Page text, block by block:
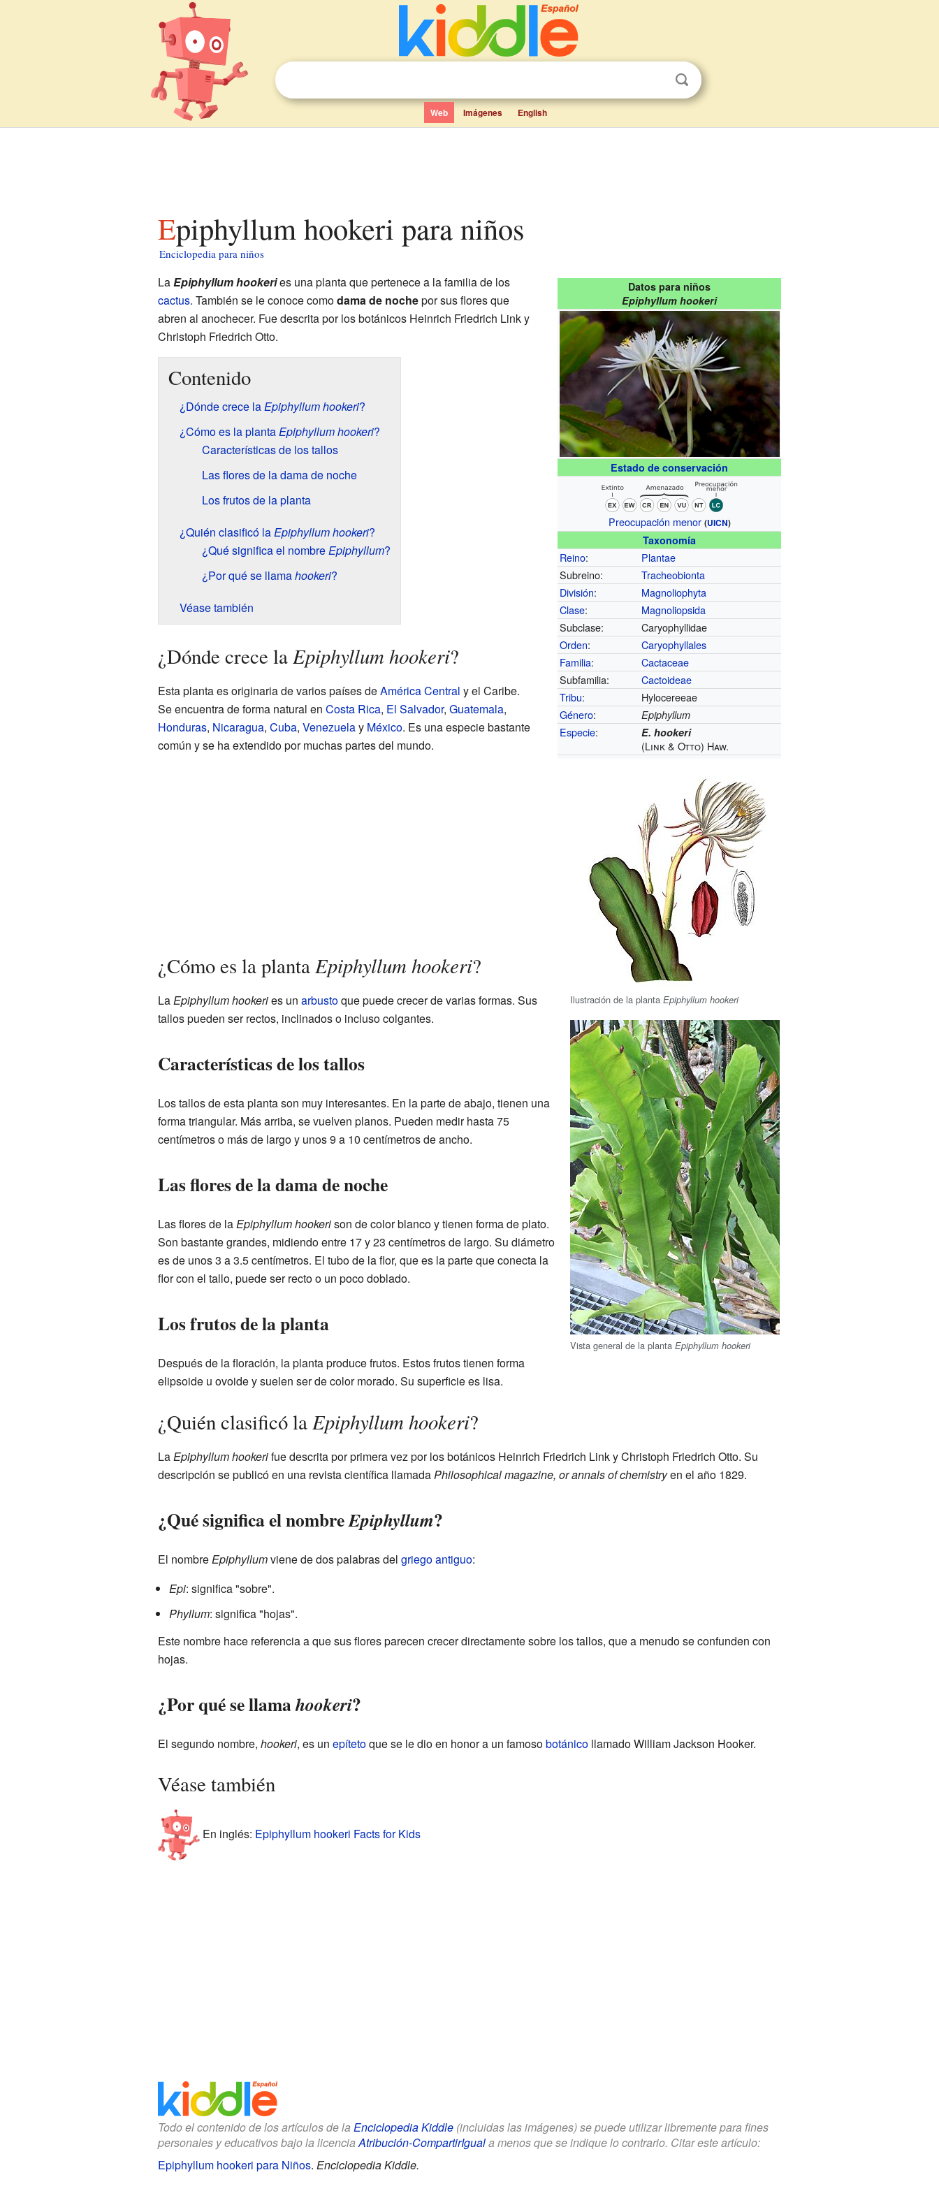
Web Imágenes English
Epiphyllum hookeri para niños
Enciclopedia para niños
Datos para niños
Epiphyllum hookeri
Estado de conservación
Preocupación menor (UICN)
Taxonomía
Reino:
Plantae
Subreino:
Tracheobionta
División:
Magnoliophyta
Clase:
Magnoliopsida
Subclase:
Caryophyllidae
Orden:
Caryophyllales
Familia:
Cactaceae
Subfamilia:
Cactoideae
Tribu:
Hylocereeae
Género: Epiphyllum
Especie: E. hookeri
(Link & Otto) Haw.
LaEpiphyllum hookeries una planta que pertenece a la familia de los
cactus. También se le conoce comodama de nochepor sus flores que
abren al anochecer. Fue descrita por los botánicos Heinrich Friedrich Link y
Christoph Friedrich Otto.
Ilustración de la plantaEpiphyllum hookeri
Vista general de la plantaEpiphyllum hookeri
Contenido
¿Dónde crece laEpiphyllum hookeri?
¿Cómo es la plantaEpiphyllum hookeri?
Características de los tallos
Las flores de la dama de noche
Los frutos de la planta
¿Quién clasificó laEpiphyllum hookeri?
¿Qué significa el nombreEpiphyllum?
¿Por qué se llamahookeri?
Véase también
¿Dónde crece laEpiphyllum hookeri?
Esta planta es originaria de varios países deAmérica Central y el Caribe.
Se encuentra de forma natural en Costa Rica, El Salvador, Guatemala,
Honduras, Nicaragua, Cuba, Venezuelay México. Es una especie bastante
común y se ha extendido por muchas partes del mundo.
¿Cómo es la plantaEpiphyllum hookeri?
LaEpiphyllum hookeries un arbustoque puede crecer de varias formas. Sus
tallos pueden ser rectos, inclinados o incluso colgantes.
Características de los tallos
Los tallos de esta planta son muy interesantes. En la parte de abajo, tienen una
forma triangular. Más arriba, se vuelven planos. Pueden medir hasta 75
centímetros o más de largo y unos 9 a 10 centímetros de ancho.
Las flores de la dama de noche
Las flores de laEpiphyllum hookerison de color blanco y tienen forma de plato.
Son bastante grandes, midiendo entre 17 y 23 centímetros de largo. Su diámetro
es de unos 3 a 3.5 centímetros. El tubo de la flor, que es la parte que conecta la
flor con el tallo, puede ser recto o un poco doblado.
Los frutos de la planta
Después de la floración, la planta produce frutos. Estos frutos tienen forma
elipsoide u ovoide y suelen ser de color morado. Su superficie es lisa.
¿Quién clasificó laEpiphyllum hookeri?
LaEpiphyllum hookerifue descrita por primera vez por los botánicos Heinrich Friedrich Link y Christoph Friedrich Otto. Su
descripción se publicó en una revista científica llamadaPhilosophical magazine, or annals of chemistryen el año 1829.
¿Qué significa el nombreEpiphyllum?
El nombreEpiphyllumviene de dos palabras del griego antiguo:
Epi: significa "sobre".
Phyllum: significa "hojas".
Este nombre hace referencia a que sus flores parecen crecer directamente sobre los tallos, que a menudo se confunden con
hojas.
¿Por qué se llamahookeri?
El segundo nombre, hookeri, es un epítetoque se le dio en honor a un famosobotánicollamado William Jackson Hooker.
Véase también
En inglés: Epiphyllum hookeri Facts for Kids
Todo el contenido de los artículos de la Enciclopedia Kiddle(incluidas las imágenes) se puede utilizar libremente para fines
personales y educativos bajo la licenciaAtribución-CompartirIguala menos que se indique lo contrario. Citar este artículo:
Epiphyllum hookeri para Niños. Enciclopedia Kiddle.